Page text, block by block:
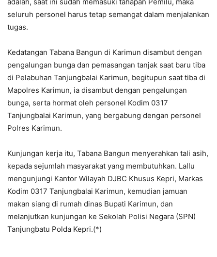
adalah, saat ini sudah memasuki tahapan Pemilu, maka
seluruh personel harus tetap semangat dalam menjalankan
tugas.
Kedatangan Tabana Bangun di Karimun disambut dengan
pengalungan bunga dan pemasangan tanjak saat baru tiba
di Pelabuhan Tanjungbalai Karimun, begitupun saat tiba di
Mapolres Karimun, ia disambut dengan pengalungan
bunga, serta hormat oleh personel Kodim 0317
Tanjungbalai Karimun, yang bergabung dengan personel
Polres Karimun.
Kunjungan kerja itu, Tabana Bangun menyerahkan tali asih,
kepada sejumlah masyarakat yang membutuhkan. Lallu
mengunjungi Kantor Wilayah DJBC Khusus Kepri, Markas
Kodim 0317 Tanjungbalai Karimun, kemudian jamuan
makan siang di rumah dinas Bupati Karimun, dan
melanjutkan kunjungan ke Sekolah Polisi Negara (SPN)
Tanjungbatu Polda Kepri.(*)